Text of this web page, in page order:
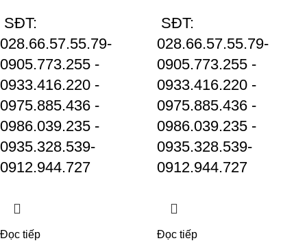
SĐT:
028.66.57.55.79-
0905.773.255 -
0933.416.220 -
0975.885.436 -
0986.039.235 -
0935.328.539-
0912.944.727
Đọc tiếp
SĐT:
028.66.57.55.79-
0905.773.255 -
0933.416.220 -
0975.885.436 -
0986.039.235 -
0935.328.539-
0912.944.727
Đọc tiếp